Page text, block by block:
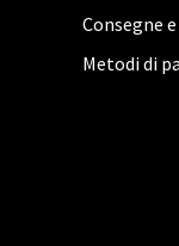
Consegne
Metodi di